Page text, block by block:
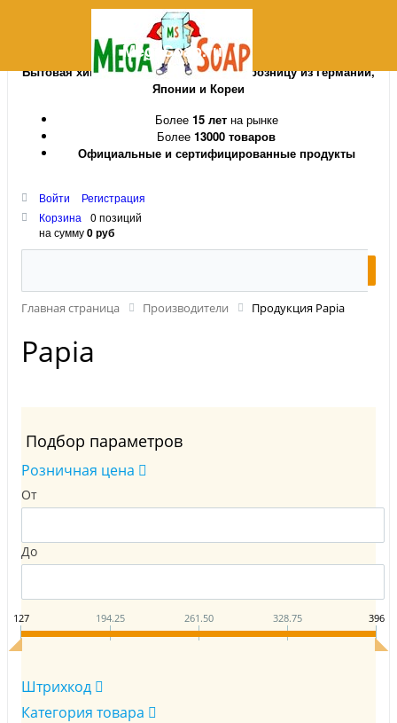
MegaSoap.ru
Бытовая химия и косметика оптом и в розницу из Германии,
Японии и Кореи
Более 15 летна рынке
Более 13000 товаров
Официальные и сертифицированные продукты
Войти
Регистрация
Корзина
0 позиций
на сумму0 руб
Главная страница Производители Продукция Papia
Papia
Подбор параметров
Розничная цена
От
До
127 194.25 261.50 328.75 396
Штрихкод
Категория товара